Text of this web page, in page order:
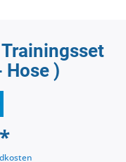
Hose )